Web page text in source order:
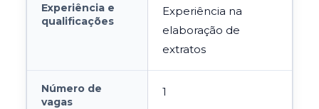
Experiência e
qualificações
Experiência na
elaboração de
extratos
Número de
vagas
1